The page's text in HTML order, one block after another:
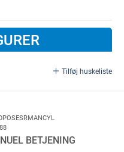
Tilføj huskeliste
BETJENING